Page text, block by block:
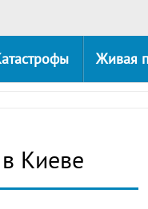
Живая
Киеве